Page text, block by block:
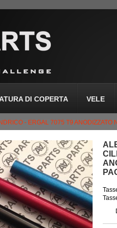
DI COPERTA VELE
- ERGAL 7075 T9 ANODIZZATO